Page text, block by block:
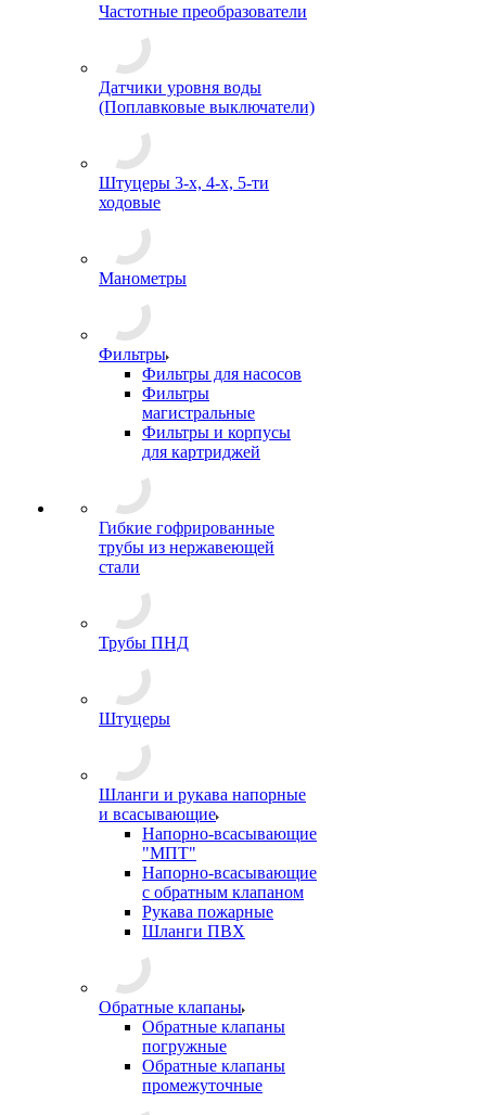
Частотные преобразователи
Датчики уровня воды
(Поплавковые выключатели)
Штуцеры 3-х, 4-х, 5-ти
ходовые
Манометры
Фильтры
Фильтры для насосов
Фильтры
магистральные
Фильтры и корпусы
для картриджей
Гибкие гофрированные
трубы из нержавеющей
стали
Трубы ПНД
Штуцеры
Шланги и рукава напорные
и всасывающие
Напорно-всасывающие
"МПТ"
Напорно-всасывающие
с обратным клапаном
Рукава пожарные
Шланги ПВХ
Обратные клапаны
Обратные клапаны
погружные
Обратные клапаны
промежуточные